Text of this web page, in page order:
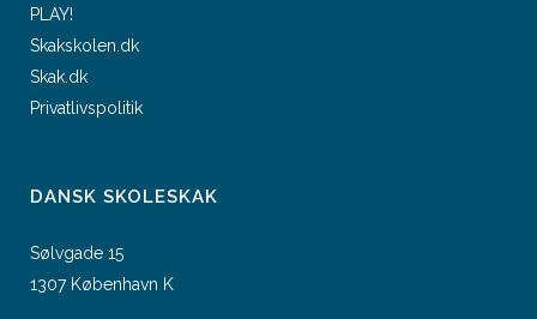
PLAY!
Skakskolen.dk
Skak.dk
Privatlivspolitik
DANSK SKOLESKAK
Sølvgade 15
1307 København K